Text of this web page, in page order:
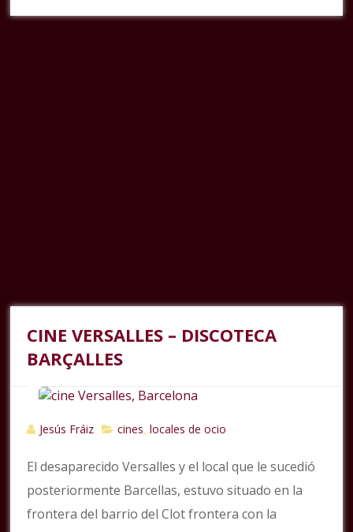
CINE VERSALLES – DISCOTECA
BARÇALLES
Jesús Fráiz cines locales de ocio
El desaparecido Versalles y el local que le sucedió
posteriormente Barcellas, estuvo situado en la
frontera del barrio del Clot frontera con la